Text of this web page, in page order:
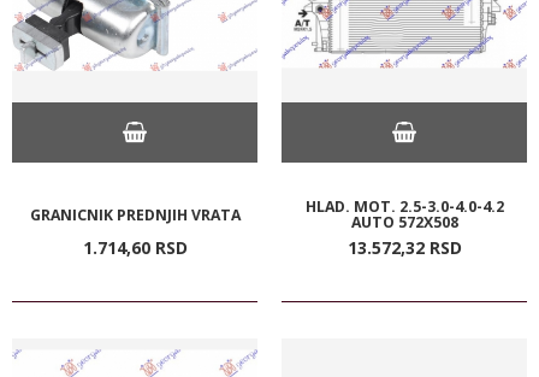
GRANICNIK PREDNJIH VRATA
1.714,60 RSD
HLAD. MOT. 2.5-3.0-4.0-4.2
AUTO 572X508
13.572,32 RSD